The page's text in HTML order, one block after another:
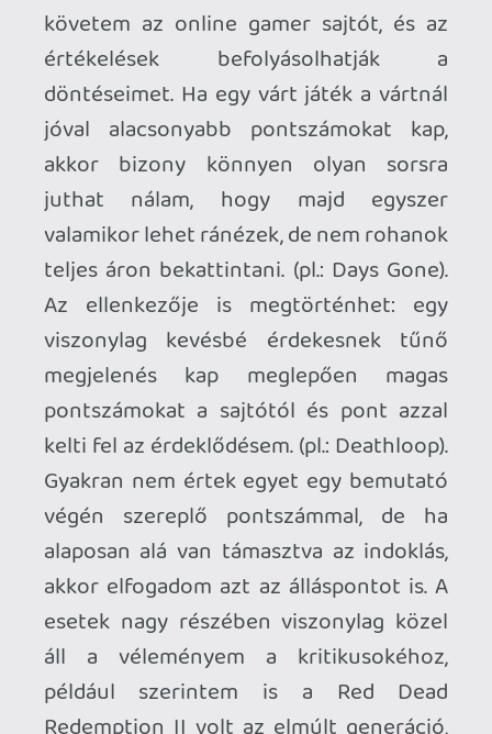
legközelebb a véleményemhez.
Ra1D3n 2022.11.22 16:50:59 #1xusa
de attól még amiről szólt a játék (bosszú
és annak az értelmetlensége) semmilyen
formában nem tudott lekötni.
Kijátszottam, letudtam, kölcsönadtam
haveroknak. Egyiknél ott van a lemez,
mondtam neki, hogy nyugodtan törje
össze a francba, soha többet nem játszok
vele úgyse. Nem is zavar ami történt
benne, hanem ahogy történt. Na meg
utána sem volt egy fáklyásmenet,
miközben a gameplay számottevően nem
változott, szerintem 🤷🏼‍♂️
p34c3 2022.11.15 18:13:31
sQr 2022.11.20 17:26:08 #1xuk8
2022.11.17 17:30:22
p34c3 2022.11.19 21:58:10 #1xuid
Pedig ha kettő lenne belőle, az egyik
elkészíthetné végre a Fantasztikus Négyes
2021. májusi adását! 😃